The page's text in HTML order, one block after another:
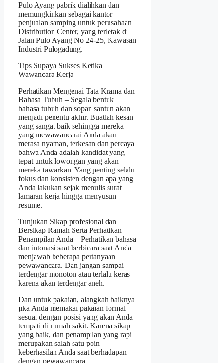
Pulo Ayang pabrik dialihkan dan
memungkinkan sebagai kantor
penjualan samping untuk perusahaan
Distribution Center, yang terletak di
Jalan Pulo Ayang No 24-25, Kawasan
Industri Pulogadung.
Tips Supaya Sukses Ketika
Wawancara Kerja
Perhatikan Mengenai Tata Krama dan
Bahasa Tubuh – Segala bentuk
bahasa tubuh dan sopan santun akan
menjadi penentu akhir. Buatlah kesan
yang sangat baik sehingga mereka
yang mewawancarai Anda akan
merasa nyaman, terkesan dan percaya
bahwa Anda adalah kandidat yang
tepat untuk lowongan yang akan
mereka tawarkan. Yang penting selalu
fokus dan konsisten dengan apa yang
Anda lakukan sejak menulis surat
lamaran kerja hingga menyusun
resume.
Tunjukan Sikap profesional dan
Bersikap Ramah Serta Perhatikan
Penampilan Anda – Perhatikan bahasa
dan intonasi saat berbicara saat Anda
menjawab beberapa pertanyaan
pewawancara. Dan jangan sampai
terdengar monoton atau terlalu keras
karena akan terdengar aneh.
Dan untuk pakaian, alangkah baiknya
jika Anda memakai pakaian formal
sesuai dengan posisi yang akan Anda
tempati di rumah sakit. Karena sikap
yang baik, dan penampilan yang rapi
merupakan salah satu poin
keberhasilan Anda saat berhadapan
dengan pewawancara.